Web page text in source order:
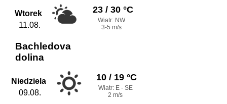
Wtorek
11.08.
23 / 30 °C
Wiatr: NW
3-5 m/s
Bachledova
dolina
Niedziela
09.08.
10 / 19 °C
Wiatr: E - SE
2 m/s